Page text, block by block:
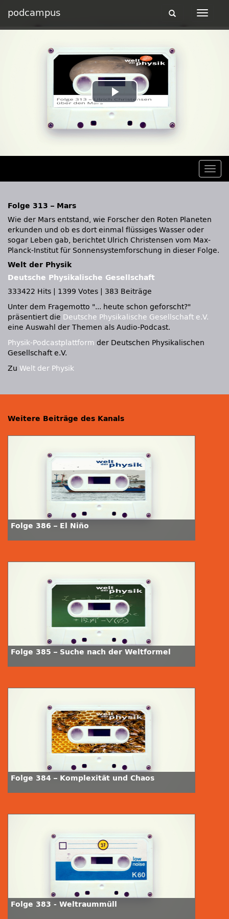
podcampus
Toggle
Toggle
Play
Video
Folge 313 – Mars
Wie der Mars entstand, wie Forscher den Roten Planeten
erkunden und ob es dort einmal flüssiges Wasser oder
sogar Leben gab, berichtet Ulrich Christensen vom Max-
Planck-Institut für Sonnensystemforschung in dieser Folge.
Welt der Physik
Deutsche Physikalische Gesellschaft
333422 Hits
1399 Votes
383 Beiträge
Unter dem Fragemotto
... heute schon geforscht?
präsentiert die Deutsche Physikalische Gesellschaft e.V.
eine Auswahl der Themen als Audio-Podcast.
Physik-Podcastplattform der Deutschen Physikalischen
Gesellschaft e.V.
Zu Welt der Physik
Weitere Beiträge des Kanals
Folge 386 – El Niño
Folge 385 – Suche nach der Weltformel
Folge 384 – Komplexität und Chaos
Folge 383 - Weltraummüll